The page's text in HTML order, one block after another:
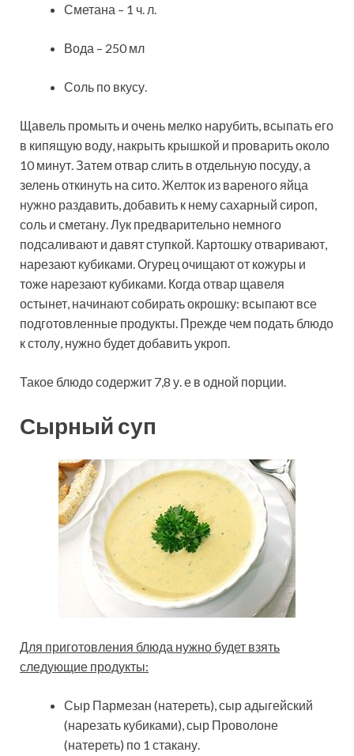
Сметана – 1 ч. л.
Вода – 250 мл
Соль по вкусу.
Щавель промыть и очень мелко нарубить, всыпать его
в кипящую воду, накрыть крышкой и проварить около
10 минут. Затем отвар слить в отдельную посуду, а
зелень откинуть на сито. Желток из вареного яйца
нужно раздавить, добавить к нему сахарный сироп,
соль и сметану. Лук предварительно немного
подсаливают и давят ступкой. Картошку отваривают,
нарезают кубиками. Огурец очищают от кожуры и
тоже нарезают кубиками. Когда отвар щавеля
остынет, начинают собирать окрошку: всыпают все
подготовленные продукты. Прежде чем подать блюдо
к столу, нужно будет добавить укроп.
Такое блюдо содержит 7,8 у. е в одной порции.
Сырный суп
Для приготовления блюда нужно будет взять
следующие продукты:
Сыр Пармезан (натереть), сыр адыгейский
(нарезать кубиками), сыр Проволоне
(натереть) по 1 стакану.